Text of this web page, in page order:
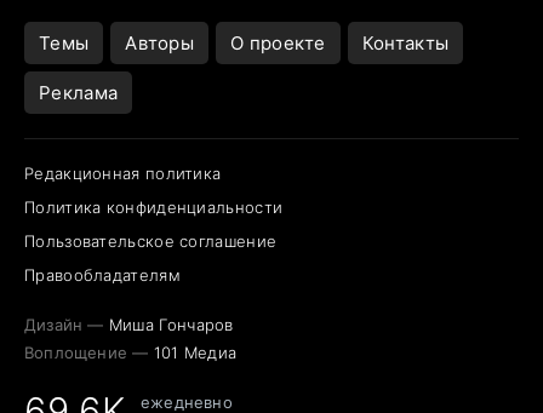
Темы Авторы О проекте Контакты
Реклама
Редакционная политика
Политика конфиденциальности
Пользовательское соглашение
Правообладателям
Дизайн — Миша Гончаров
Воплощение — 101 Медиа
ежедневно